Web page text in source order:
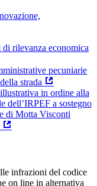
rilevanza economica
pecuniarie
strada
in ordine alla
dell’IRPEF a sostegno
di Motta Visconti
infrazioni del codice
on line in alternativa